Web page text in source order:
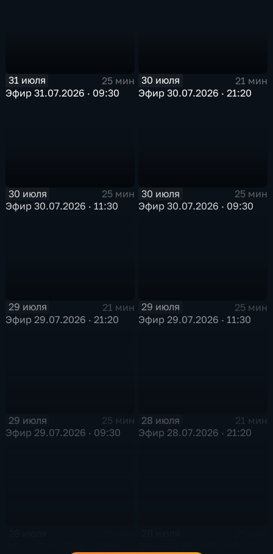
31 июля
25 мин
Эфир 31.07.2026 · 09:30
30 июля
21 мин
Эфир 30.07.2026 · 21:20
30 июля
25 мин
Эфир 30.07.2026 · 11:30
30 июля
25 мин
Эфир 30.07.2026 · 09:30
29 июля
21 мин
Эфир 29.07.2026 · 21:20
29 июля
25 мин
Эфир 29.07.2026 · 11:30
29 июля
25 мин
Эфир 29.07.2026 · 09:30
28 июля
21 мин
Эфир 28.07.2026 · 21:20